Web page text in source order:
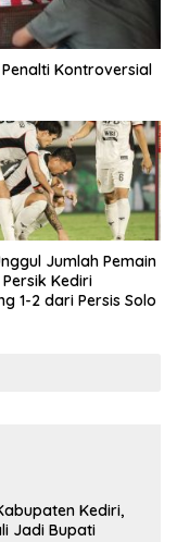
Kontroversial
Jumlah Pemain
Kediri
1-2 dari Persis Solo
Kediri,
Jadi Bupati